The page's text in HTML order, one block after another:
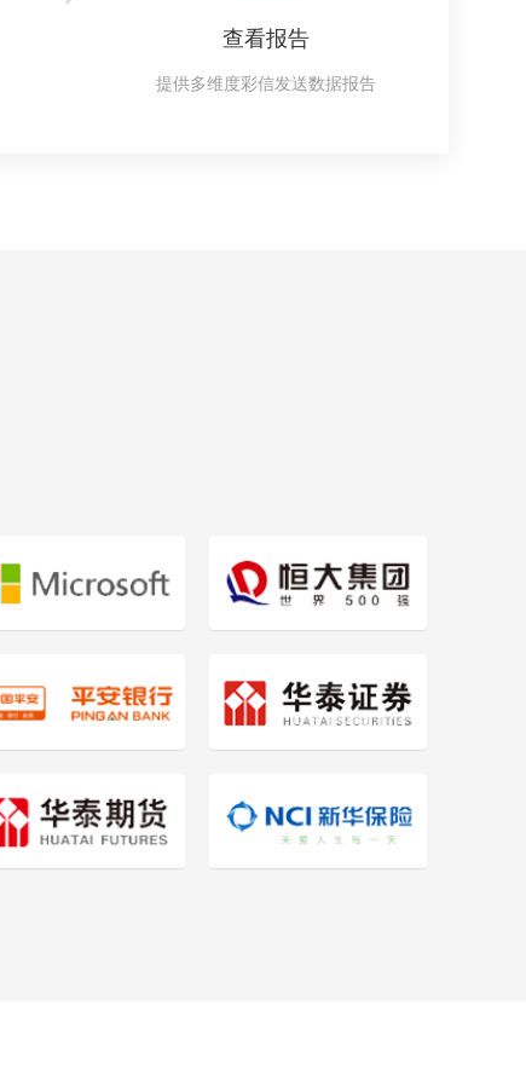
查看报告
提供多维度彩信发送数据报告